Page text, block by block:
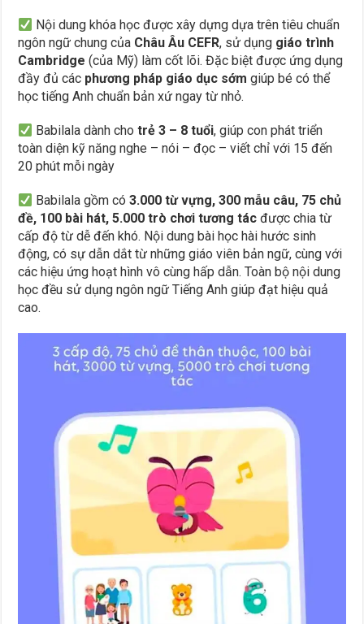
Nội dung khóa học được xây dựng dựa trên tiêu chuẩn
ngôn ngữ chung của Châu Âu CEFR, sử dụng giáo trình
Cambridge (của Mỹ) làm cốt lõi. Đặc biệt được ứng dụng
đầy đủ các phương pháp giáo dục sớm giúp bé có thể
học tiếng Anh chuẩn bản xứ ngay từ nhỏ.
Babilala dành chotrẻ 3 – 8 tuổi, giúp con phát triển
toàn diện kỹ năng nghe – nói – đọc – viết chỉ với 15 đến
20 phút mỗi ngày
Babilala gồm có3.000 từ vựng, 300 mẫu câu, 75 chủ
đề, 100 bài hát, 5.000 trò chơi tương tácđược chia từ
cấp độ từ dễ đến khó. Nội dung bài học hài hước sinh
động, có sự dẫn dắt từ những giáo viên bản ngữ, cùng với
các hiệu ứng hoạt hình vô cùng hấp dẫn. Toàn bộ nội dung
học đều sử dụng ngôn ngữ Tiếng Anh giúp đạt hiệu quả
cao.